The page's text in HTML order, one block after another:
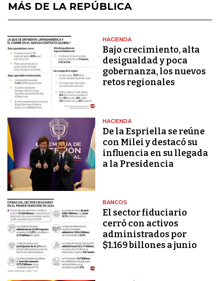
MÁS DE LA REPÚBLICA
HACIENDA
Bajo crecimiento, alta
desigualdad y poca
gobernanza, los nuevos
retos regionales
HACIENDA
De la Espriella se reúne
con Milei y destacó su
influencia en su llegada
a la Presidencia
BANCOS
El sector fiduciario
cerró con activos
administrados por
$1.169 billones a junio